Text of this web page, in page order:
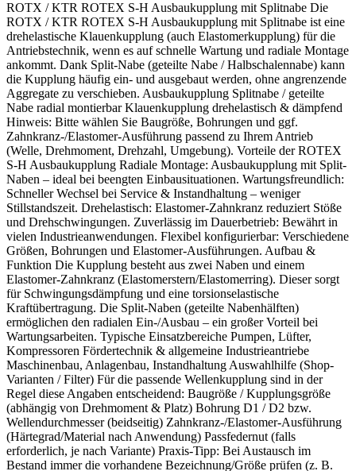
ROTX / KTR ROTEX S-H Ausbaukupplung mit Splitnabe Die
ROTX / KTR ROTEX S-H Ausbaukupplung mit Splitnabe ist eine
drehelastische Klauenkupplung (auch Elastomerkupplung) für die
Antriebstechnik, wenn es auf schnelle Wartung und radiale Montage
ankommt. Dank Split-Nabe (geteilte Nabe / Halbschalennabe) kann
die Kupplung häufig ein- und ausgebaut werden, ohne angrenzende
Aggregate zu verschieben. Ausbaukupplung Splitnabe / geteilte
Nabe radial montierbar Klauenkupplung drehelastisch & dämpfend
Hinweis: Bitte wählen Sie Baugröße, Bohrungen und ggf.
Zahnkranz-/Elastomer-Ausführung passend zu Ihrem Antrieb
(Welle, Drehmoment, Drehzahl, Umgebung). Vorteile der ROTEX
S-H Ausbaukupplung Radiale Montage: Ausbaukupplung mit Split-
Naben – ideal bei beengten Einbausituationen. Wartungsfreundlich:
Schneller Wechsel bei Service & Instandhaltung – weniger
Stillstandszeit. Drehelastisch: Elastomer-Zahnkranz reduziert Stöße
und Drehschwingungen. Zuverlässig im Dauerbetrieb: Bewährt in
vielen Industrieanwendungen. Flexibel konfigurierbar: Verschiedene
Größen, Bohrungen und Elastomer-Ausführungen. Aufbau &
Funktion Die Kupplung besteht aus zwei Naben und einem
Elastomer-Zahnkranz (Elastomerstern/Elastomerring). Dieser sorgt
für Schwingungsdämpfung und eine torsionselastische
Kraftübertragung. Die Split-Naben (geteilte Nabenhälften)
ermöglichen den radialen Ein-/Ausbau – ein großer Vorteil bei
Wartungsarbeiten. Typische Einsatzbereiche Pumpen, Lüfter,
Kompressoren Fördertechnik & allgemeine Industrieantriebe
Maschinenbau, Anlagenbau, Instandhaltung Auswahlhilfe (Shop-
Varianten / Filter) Für die passende Wellenkupplung sind in der
Regel diese Angaben entscheidend: Baugröße / Kupplungsgröße
(abhängig von Drehmoment & Platz) Bohrung D1 / D2 bzw.
Wellendurchmesser (beidseitig) Zahnkranz-/Elastomer-Ausführung
(Härtegrad/Material nach Anwendung) Passfedernut (falls
erforderlich, je nach Variante) Praxis-Tipp: Bei Austausch im
Bestand immer die vorhandene Bezeichnung/Größe prüfen (z. B.